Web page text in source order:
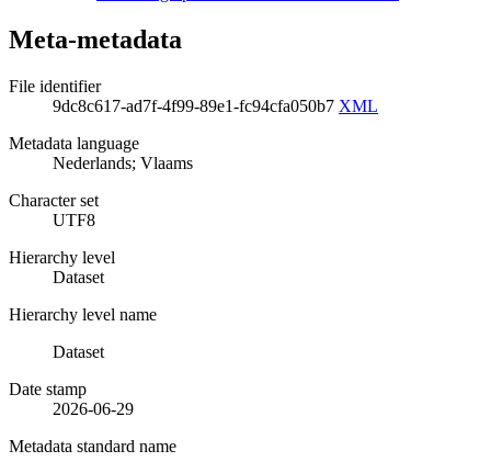
Meta-metadata
File identifier
9dc8c617-ad7f-4f99-89e1-fc94cfa050b7 XML
Metadata language
Nederlands; Vlaams
Character set
UTF8
Hierarchy level
Dataset
Hierarchy level name
Dataset
Date stamp
2026-06-29
Metadata standard name